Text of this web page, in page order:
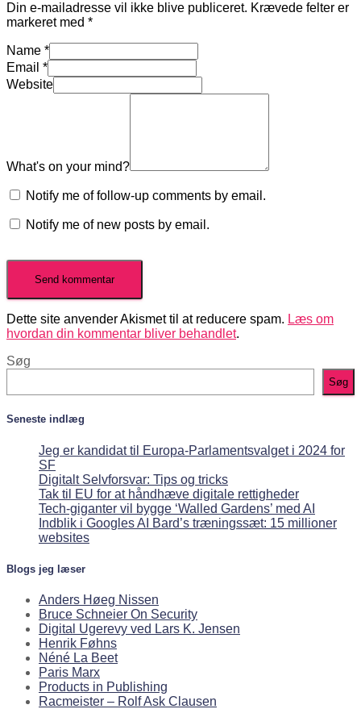
Din e-mailadresse vil ikke blive publiceret. Krævede felter er
markeret med *
Name *
Email *
Website
What's on your mind?
Notify me of follow-up comments by email.
Notify me of new posts by email.
Dette site anvender Akismet til at reducere spam. Læs om
hvordan din kommentar bliver behandlet.
Søg
Søg
Seneste indlæg
Jeg er kandidat til Europa-Parlamentsvalget i 2024 for
SF
Digitalt Selvforsvar: Tips og tricks
Tak til EU for at håndhæve digitale rettigheder
Tech-giganter vil bygge ‘Walled Gardens’ med AI
Indblik i Googles AI Bard’s træningssæt: 15 millioner
websites
Blogs jeg læser
Anders Høeg Nissen
Bruce Schneier On Security
Digital Ugerevy ved Lars K. Jensen
Henrik Føhns
Néné La Beet
Paris Marx
Products in Publishing
Racmeister – Rolf Ask Clausen